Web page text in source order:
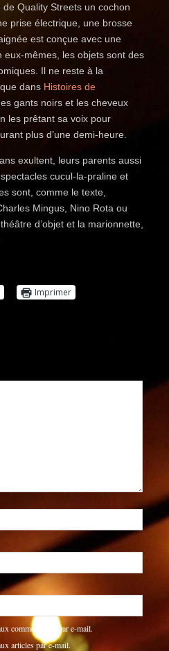
de Quality Streets un cochon
prise électrique, une brosse
est conçue avec une
mêmes, les objets sont des
Il ne reste à la
dans Histoires de
gants noirs et les cheveux
les prêtant sa voix pour
plus d’une demi-heure.
exultent, leurs parents aussi
cucul-la-praline et
sont, comme le texte,
Mingus, Nino Rota ou
d’objet et la marionnette,
Imprimer
commentaires par e-mail.
articles par e-mail.